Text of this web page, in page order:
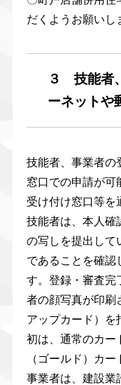
だくようお願いし
３ 技能者
ーネットや
技能者、事業者の
窓口での申請が可
受け付け窓口等を
技能者は、本人確
の写しを提出して
であることを確認
す。登録・審査完
者の顔写真が印刷
アップカード）を
初は、通常のカー
（ゴールド）カー
事業者は、建設業